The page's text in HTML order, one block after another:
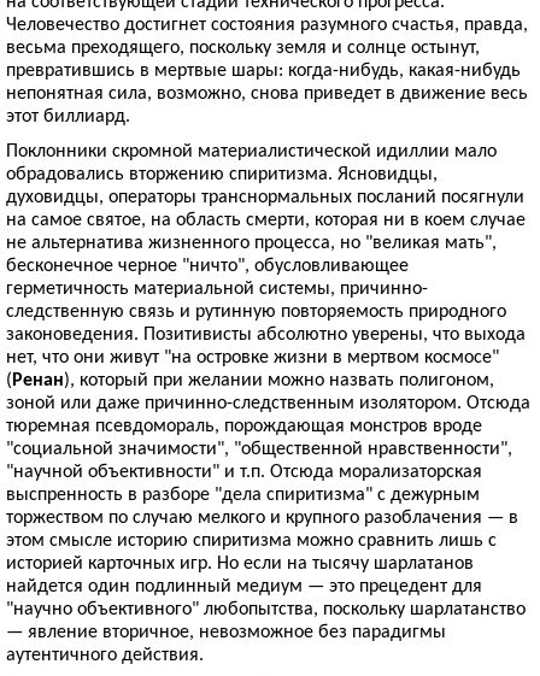
Человечество достигнет состояния разумного счастья, правда,
весьма преходящего, поскольку земля и солнце остынут,
превратившись в мертвые шары: когда-нибудь, какая-нибудь
непонятная сила, возможно, снова приведет в движение весь
этот биллиард.
Поклонники скромной материалистической идиллии мало
обрадовались вторжению спиритизма. Ясновидцы,
духовидцы, операторы транснормальных посланий посягнули
на самое святое, на область смерти, которая ни в коем случае
не альтернатива жизненного процесса, но "великая мать",
бесконечное черное "ничто", обусловливающее
герметичность материальной системы, причинно-
следственную связь и рутинную повторяемость природного
законоведения. Позитивисты абсолютно уверены, что выхода
нет, что они живут "на островке жизни в мертвом космосе"
(Ренан), который при желании можно назвать полигоном,
зоной или даже причинно-следственным изолятором. Отсюда
тюремная псевдомораль, порождающая монстров вроде
"социальной значимости", "общественной нравственности",
"научной объективности" и т.п. Отсюда морализаторская
выспренность в разборе "дела спиритизма" с дежурным
торжеством по случаю мелкого и крупного разоблачения — в
этом смысле историю спиритизма можно сравнить лишь с
историей карточных игр. Но если на тысячу шарлатанов
найдется один подлинный медиум — это прецедент для
"научно объективного" любопытства, поскольку шарлатанство
— явление вторичное, невозможное без парадигмы
аутентичного действия.